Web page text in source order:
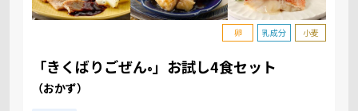
卵 乳成分 小麦
「きくばりごぜん® 」お試し4食セット
（おかず）